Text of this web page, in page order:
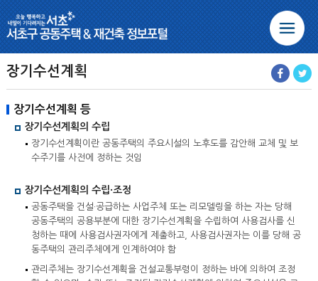
본문 바로가기
주메뉴 바로가기
하단 정보 바로가기
정비사업 안내
사업현황
공동주택
공동주택
공동주택현황
공동주택관리방법
장기수선계획
공동주택 지원사업
장기수선계획
장기수선계획 등
장기수선계획의 수립
장기수선계획이란 공동주택의 주요시설의 노후도를 감안해 교체 및 보
수주기를 사전에 정하는 것임
장기수선계획의 수립·조정
공동주택을 건설·공급하는 사업주체 또는 리모델링을 하는 자는 당해
공동주택의 공용부분에 대한 장기수선계획을 수립하여 사용검사를 신
청하는 때에 사용검사권자에게 제출하고, 사용검사권자는 이를 당해 공
동주택의 관리주체에게 인계하여야 함
관리주체는 장기수선계획을 건설교통부령이 정하는 바에 의하여 조정